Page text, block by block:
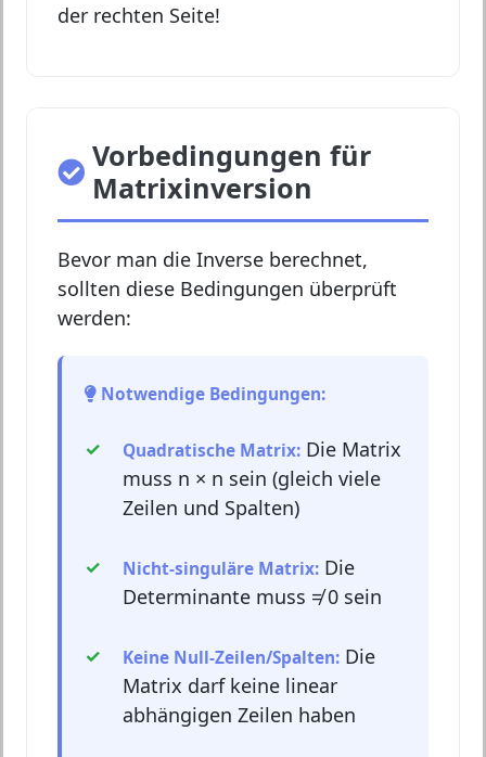
der rechten Seite!
Vorbedingungen für
Matrixinversion
Bevor man die Inverse berechnet,
sollten diese Bedingungen überprüft
werden:
Notwendige Bedingungen:
Quadratische Matrix: Die Matrix
muss n × n sein (gleich viele
Zeilen und Spalten)
Nicht-singuläre Matrix: Die
Determinante muss ≠ 0 sein
Keine Null-Zeilen/Spalten: Die
Matrix darf keine linear
abhängigen Zeilen haben